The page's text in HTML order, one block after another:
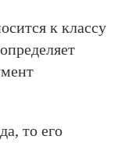
к классу
то его